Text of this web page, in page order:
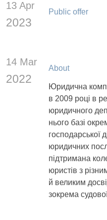
13 Apr
2023
Public offer
14 Mar
2022
About
Юридична
в 2009 році в
юридичного
нього базі
господарської
юридичних
підтримана
юристів з
й великим
зокрема